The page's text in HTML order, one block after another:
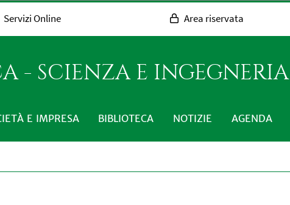
Servizi Online Area riservata
- SCIENZA E INGEGNERIA
E IMPRESA BIBLIOTECA NOTIZIE AGENDA